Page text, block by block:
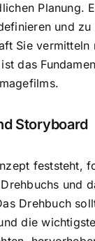
Planung.
und zu
Sie vermitteln
das
Storyboard
feststeht,
und
Drehbuch
die